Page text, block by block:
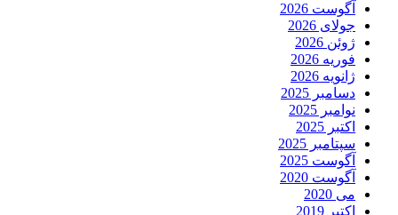
آگوست 2026
جولای 2026
ژوئن 2026
فوریه 2026
ژانویه 2026
دسامبر 2025
نوامبر 2025
اکتبر 2025
سپتامبر 2025
آگوست 2025
آگوست 2020
می 2020
اکتبر 2019